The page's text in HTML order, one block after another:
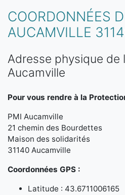
COORDONNÉES
AUCAMVILLE
Adresse physique de
Aucamville
Pour vous rendre à la
PMI Aucamville
21 chemin des Bourdettes
Maison des solidarités
31140 Aucamville
Coordonnées GPS :
Latitude : 43.6711006165